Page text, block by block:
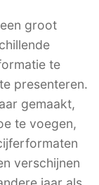
groot
te
presenteren.
gemaakt,
te voegen,
verschijnen